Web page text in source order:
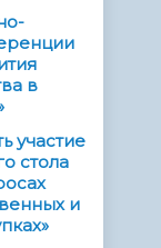
в
участие
стола
и